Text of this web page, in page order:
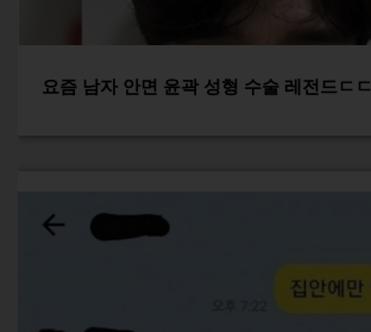
요즘 남자 안면 윤곽 성형 수술 레전드ㄷㄷ